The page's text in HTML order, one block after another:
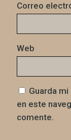
Correo
Web
Guarda
en este
comente.